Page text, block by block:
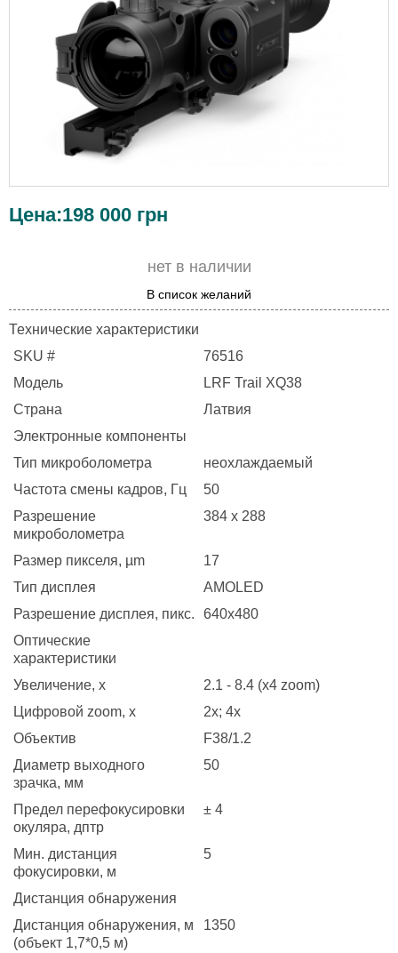
Цена:198 000 грн
нет в наличии
В список желаний
Технические характеристики
SKU #
76516
Модель
LRF Trail XQ38
Страна
Латвия
Электронные компоненты
Тип микроболометра
неохлаждаемый
Частота смены кадров, Гц
50
Разрешение
микроболометра
384 x 288
Размер пикселя, µm
17
Тип дисплея
AMOLED
Разрешение дисплея, пикс.
640x480
Оптические
характеристики
Увеличение, x
2.1 - 8.4 (x4 zoom)
Цифровой zoom, x
2x; 4x
Объектив
F38/1.2
Диаметр выходного
зрачка, мм
50
Предел перефокусировки
окуляра, дптр
± 4
Мин. дистанция
фокусировки, м
5
Дистанция обнаружения
Дистанция обнаружения, м
(объект 1,7*0,5 м)
1350